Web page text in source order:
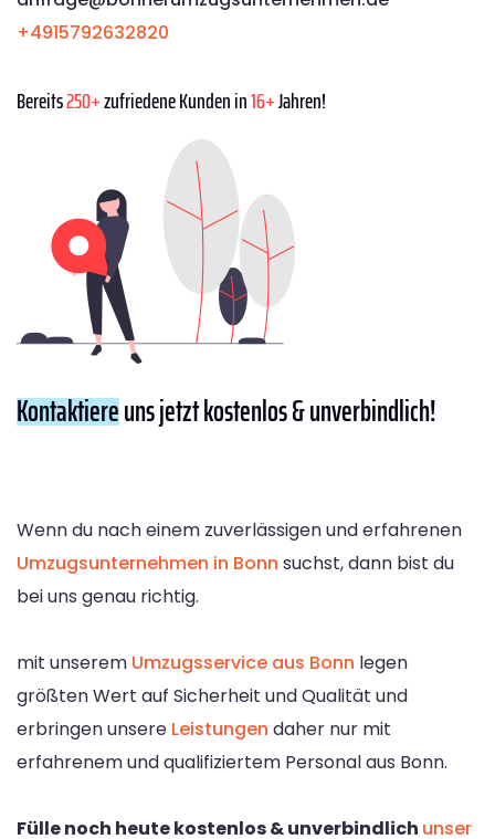
+4915792632820
Bereits250+zufriedene Kunden in16+Jahren!
Kontaktiereuns jetzt kostenlos & unverbindlich!
Wenn du nach einem zuverlässigen und erfahrenen
Umzugsunternehmen in Bonn suchst, dann bist du
bei uns genau richtig.
mit unserem Umzugsservice aus Bonn legen
größten Wert auf Sicherheit und Qualität und
erbringen unsere Leistungen daher nur mit
erfahrenem und qualifiziertem Personal aus Bonn.
Fülle noch heute kostenlos & unverbindlich unser